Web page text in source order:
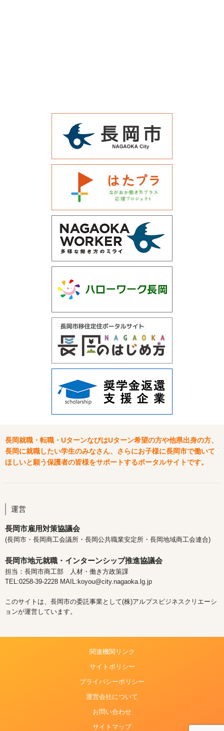
長岡就職・転職・UターンなびはUターン希望の方や他県出身の方、
長岡に就職したい学生のみなさん、さらにお子様に長岡市で働いて
ほしいと願う保護者の皆様をサポートするポータルサイトです。
運営
長岡市雇用対策協議会
(長岡市・長岡商工会議所・長岡公共職業安定所・長岡地域商工会連合)
長岡市地元就職・インターンシップ推進協議会
担当：長岡市商工部 人材・働き方政策課
TEL:0258-39-2228 MAIL:koyou@city.nagaoka.lg.jp
このサイトは、長岡市の委託事業として(株)アルプスビジネスクリエーシ
ョンが運営しています。
関連機関リンク
サイトポリシー
プライバシーポリシー
運営会社について
お問い合わせ
サイトマップ